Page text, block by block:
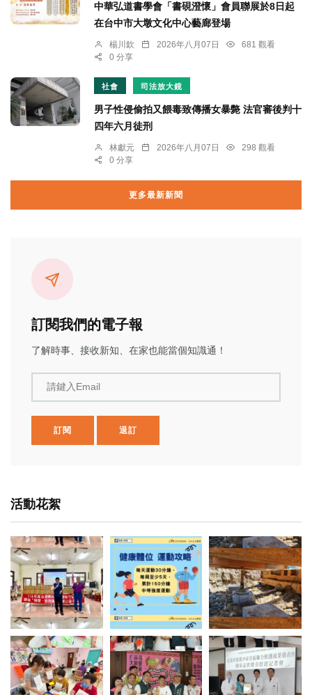
中華弘道書學會「書硯澄懷」會員聯展於8日起
在台中市大墩文化中心藝廊登場
楊川欽 2026年八月07日
681 觀看
0 分享
社會 司法放大鏡
男子性侵偷拍又餵毒致傳播女暴斃 法官審後判十
四年六月徒刑
林獻元 2026年八月07日
298 觀看
0 分享
更多最新新聞
訂閱我們的電子報
了解時事、接收新知、在家也能當個知識通！
請鍵入Email
訂閱 退訂
活動花絮